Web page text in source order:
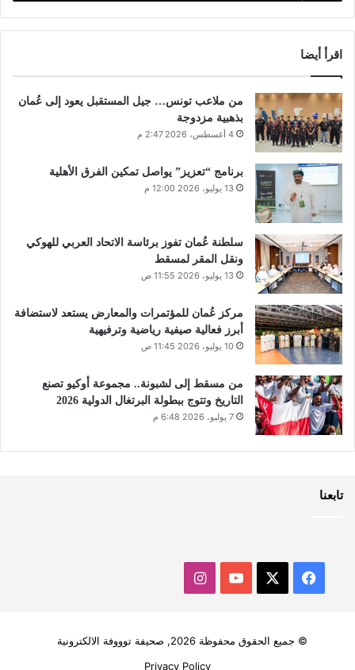
اقرأ أيضا
من ملاعب تونس… جيل المستقبل يعود إلى عُمان
بذهبية مزدوجة
4 أغسطس، 2026 2:47 م
برنامج “تعزيز” يواصل تمكين الفرق الأهلية
13 يوليو، 2026 12:00 م
سلطنة عُمان تفوز برئاسة الاتحاد العربي للهوكي
ونقل المقر لمسقط
13 يوليو، 2026 11:55 ص
مركز عُمان للمؤتمرات والمعارض يستعد لاستضافة
أبرز فعالية صيفية رياضية وترفيهية
10 يوليو، 2026 11:45 ص
من مسقط إلى لشبونة.. مجموعة أوكيو تصنع
التاريخ وتتوج ببطولة البرتغال الدولية 2026
7 يوليو، 2026 6:48 م
تابعنا
فيسبوك ‫YouTubeانستقرام
© جميع الحقوق محفوظة 2026, صحيفة توووفة الالكترونية
Privacy Policy